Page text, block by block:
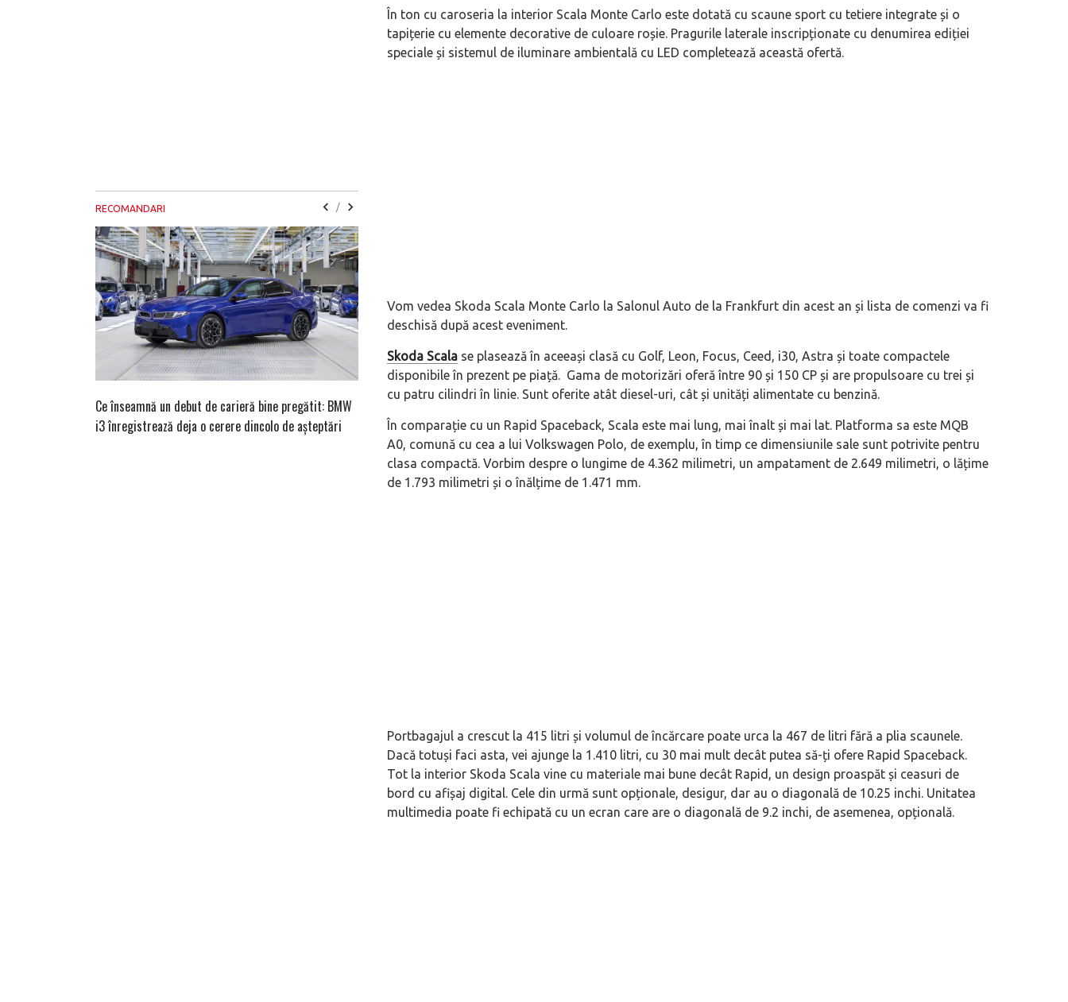
În ton cu caroseria la interior Scala Monte Carlo este dotată cu scaune sport cu tetiere integrate și o
tapițerie cu elemente decorative de culoare roșie. Pragurile laterale inscripționate cu denumirea ediției
speciale și sistemul de iluminare ambientală cu LED completează această ofertă.
Vom vedea Skoda Scala Monte Carlo la Salonul Auto de la Frankfurt din acest an și lista de comenzi va fi
deschisă după acest eveniment.
Skoda Scalase plasează în aceeași clasă cu Golf, Leon, Focus, Ceed, i30, Astra și toate compactele
disponibile în prezent pe piață. Gama de motorizări oferă între 90 și 150 CP și are propulsoare cu trei și
cu patru cilindri în linie. Sunt oferite atât diesel-uri, cât și unități alimentate cu benzină.
În comparație cu un Rapid Spaceback, Scala este mai lung, mai înalt și mai lat. Platforma sa este MQB
A0, comună cu cea a lui Volkswagen Polo, de exemplu, în timp ce dimensiunile sale sunt potrivite pentru
clasa compactă. Vorbim despre o lungime de 4.362 milimetri, un ampatament de 2.649 milimetri, o lățime
de 1.793 milimetri și o înălțime de 1.471 mm.
Portbagajul a crescut la 415 litri și volumul de încărcare poate urca la 467 de litri fără a plia scaunele.
Dacă totuși faci asta, vei ajunge la 1.410 litri, cu 30 mai mult decât putea să-ți ofere Rapid Spaceback.
Tot la interior Skoda Scala vine cu materiale mai bune decât Rapid, un design proaspăt și ceasuri de
bord cu afișaj digital. Cele din urmă sunt opționale, desigur, dar au o diagonală de 10.25 inchi. Unitatea
multimedia poate fi echipată cu un ecran care are o diagonală de 9.2 inchi, de asemenea, opțională.
RECOMANDARI /
Ce înseamnă un debut de carieră bine pregătit: BMW
i3 înregistrează deja o cerere dincolo de așteptări
Versiune MINI Countryman încă nelansată oficial, dată
pe mâna fetelor în competiția off-road Rebelle Rally
Pentru cine știe ceva avioane, numele Hennessey
Blackbird va suna ca un apropo. Unul pertinent, de
altfel!
de noua ediție limitată Lamborghini
60° Hommage